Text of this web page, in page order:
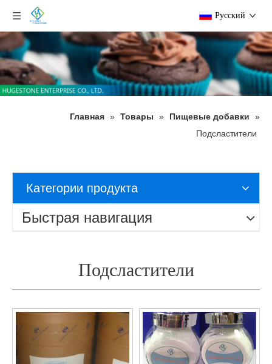
Pусский
Главная » Товары » Пищевые добавки
»
Подсластители
Категории продукта
Быстрая навигация
Подсластители